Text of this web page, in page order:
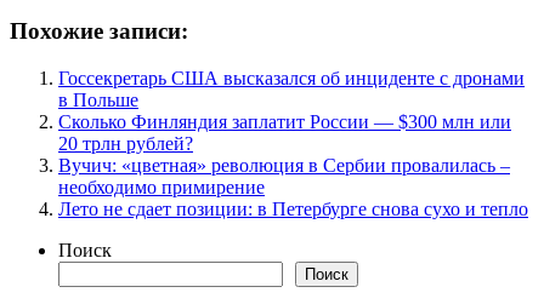
Похожие записи:
Госсекретарь США высказался об инциденте с дронами
в Польше
Сколько Финляндия заплатит России — $300 млн или
20 трлн рублей?
Вучич: «цветная» революция в Сербии провалилась –
необходимо примирение
Лето не сдает позиции: в Петербурге снова сухо и тепло
Поиск
Поиск